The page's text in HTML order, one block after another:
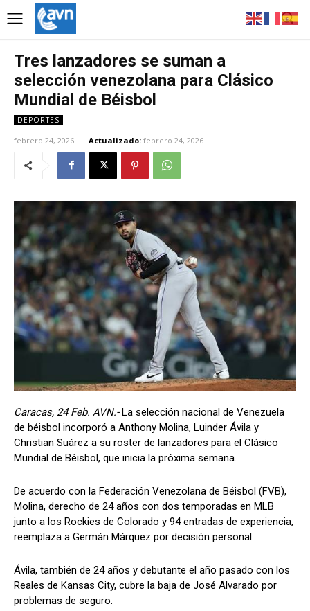
Tres lanzadores se suman a
selección venezolana para Clásico
Mundial de Béisbol
DEPORTES
febrero 24, 2026 Actualizado: febrero 24, 2026
Caracas, 24 Feb. AVN.-La selección nacional de Venezuela
de béisbol incorporó a Anthony Molina, Luinder Ávila y
Christian Suárez a su roster de lanzadores para el Clásico
Mundial de Béisbol, que inicia la próxima semana.
De acuerdo con la Federación Venezolana de Béisbol (FVB),
Molina, derecho de 24 años con dos temporadas en MLB
junto a los Rockies de Colorado y 94 entradas de experiencia,
reemplaza a Germán Márquez por decisión personal.
Ávila, también de 24 años y debutante el año pasado con los
Reales de Kansas City, cubre la baja de José Alvarado por
problemas de seguro.